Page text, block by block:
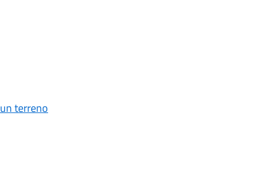
terreno